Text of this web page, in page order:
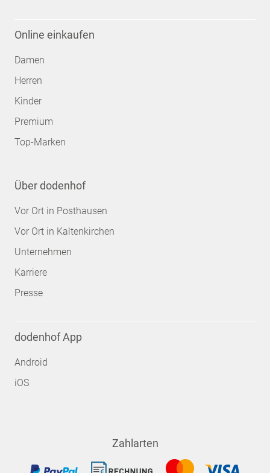
Online einkaufen
Damen
Herren
Kinder
Premium
Top-Marken
Über dodenhof
Vor Ort in Posthausen
Vor Ort in Kaltenkirchen
Unternehmen
Karriere
Presse
dodenhof App
Android
iOS
Zahlarten